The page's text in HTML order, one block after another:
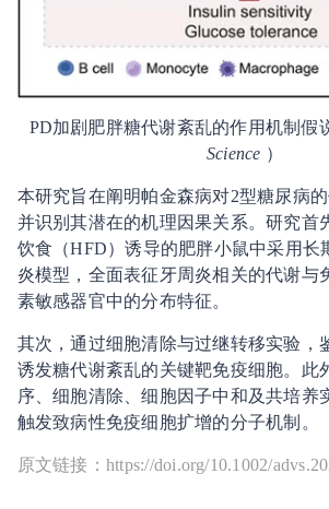
PD加剧肥胖糖代谢紊乱的作用机制假
Science ）
本研究旨在阐明帕金森病对2型糖尿病
并识别其潜在的机理因果关系。研究首
饮食（HFD）诱导的肥胖小鼠中采用长
炎模型，全面表征牙周炎相关的代谢与
素敏感器官中的分布特征。
其次，通过细胞清除与过继转移实验，
诱发糖代谢紊乱的关键靶免疫细胞。此
序、细胞清除、细胞因子中和及共培养
触发致病性免疫细胞扩增的分子机制。
原文链接：https://doi.org/10.1002/